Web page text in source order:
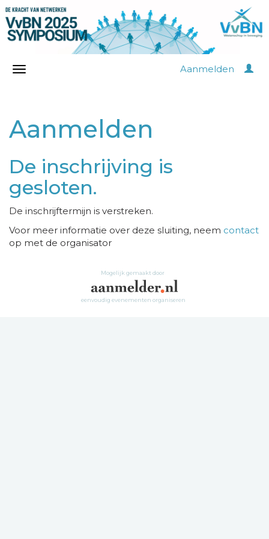
Aanmelden
Aanmelden
De inschrijving is
gesloten.
De inschrijftermijn is verstreken.
Voor meer informatie over deze sluiting, neem contact
op met de organisator
Mogelijk gemaakt door
eenvoudig evenementen organiseren